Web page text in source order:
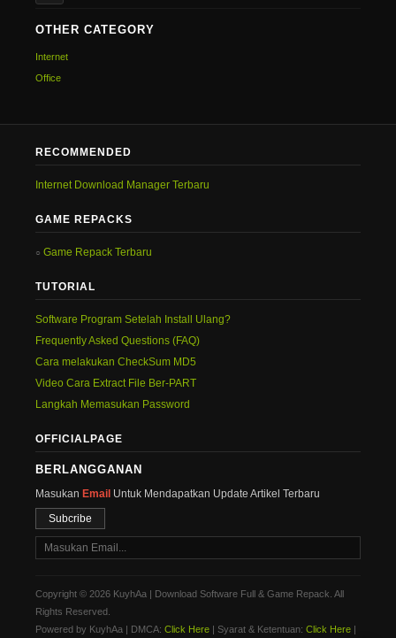
OTHER CATEGORY
Internet
Office
RECOMMENDED
Internet Download Manager Terbaru
GAME REPACKS
Game Repack Terbaru
TUTORIAL
Software Program Setelah Install Ulang?
Frequently Asked Questions (FAQ)
Cara melakukan CheckSum MD5
Video Cara Extract File Ber-PART
Langkah Memasukan Password
OFFICIALPAGE
BERLANGGANAN
Masukan Email Untuk Mendapatkan Update Artikel Terbaru
Subcribe
Copyright © 2026 KuyhAa | Download Software Full & Game Repack. All
Rights Reserved.
Powered by KuyhAa | DMCA: Click Here | Syarat & Ketentuan: Click Here |